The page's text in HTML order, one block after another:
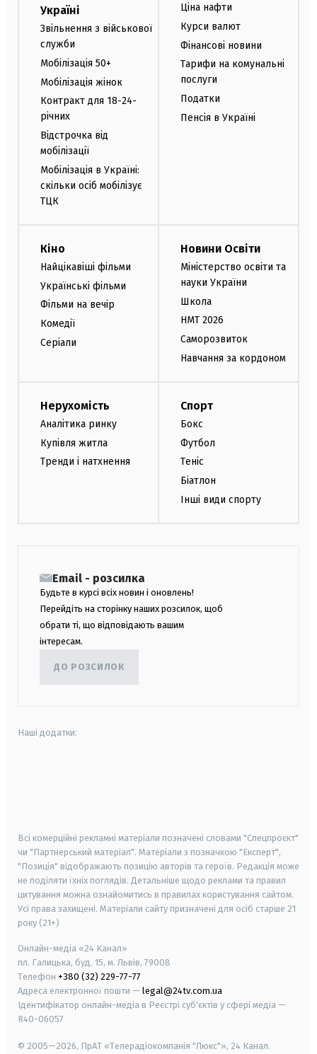
Україні
Звільнення з військової
служби
Мобілізація 50+
Мобілізація жінок
Контракт для 18-24-
річних
Відстрочка від
мобілізації
Мобілізація в Україні:
скільки осіб мобілізує
ТЦК
Ціна нафти
Курси валют
Фінансові новини
Тарифи на комунальні
послуги
Податки
Пенсія в Україні
Кіно
Найцікавіші фільми
Українські фільми
Фільми на вечір
Комедії
Серіали
Новини Освіти
Міністерство освіти та
науки України
Школа
НМТ 2026
Саморозвиток
Навчання за кордоном
Нерухомість
Аналітика ринку
Купівля житла
Тренди і натхнення
Спорт
Бокс
Футбол
Теніс
Біатлон
Інші види спорту
Email - розсилка
Будьте в курсі всіх новин і оновлень!
Перейдіть на сторінку наших розсилок, щоб
обрати ті, що відповідають вашим
інтересам.
ДО РОЗСИЛОК
Наші додатки:
Всі комерційні рекламні матеріали позначені словами "Спецпроєкт"
чи "Партнерський матеріал". Матеріали з позначкою "Експерт",
"Позиція" відображають позицію авторів та героїв. Редакція може
не поділяти їхніх поглядів. Детальніше щодо реклами та правил
цитування можна ознайомитись в правилах користування сайтом.
Усі права захищені. Матеріали сайту призначені для осіб старше 21
року (21+)
Онлайн-медіа «24 Канал»
пл. Галицька, буд. 15, м. Львів, 79008
Телефон +380 (32) 229-77-77
Адреса електронної пошти — legal@24tv.com.ua
Ідентифікатор онлайн-медіа в Реєстрі суб'єктів у сфері медіа —
R40-06057
© 2005—2026, ПрАТ «Телерадіокомпанія "Люкс"», 24 Канал.